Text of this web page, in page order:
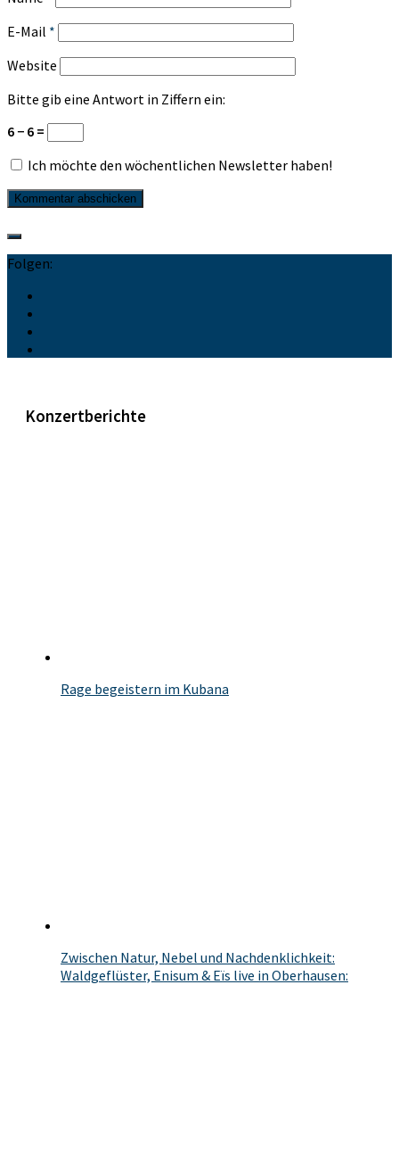
E-Mail *
Website
Bitte gib eine Antwort in Ziffern ein:
6 − 6 =
Ich möchte den wöchentlichen Newsletter haben!
Folgen:
Konzertberichte
Rage begeistern im Kubana
Zwischen Natur, Nebel und Nachdenklichkeit:
Waldgeflüster, Enisum & Eïs live in Oberhausen: